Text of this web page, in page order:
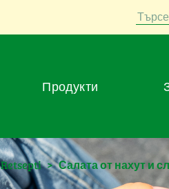
Продукти
Retsepti > Салата от нахут и